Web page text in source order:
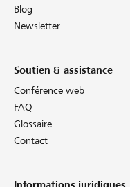
Blog
Newsletter
Soutien & assistance
Conférence web
FAQ
Glossaire
Contact
Informations juridiques